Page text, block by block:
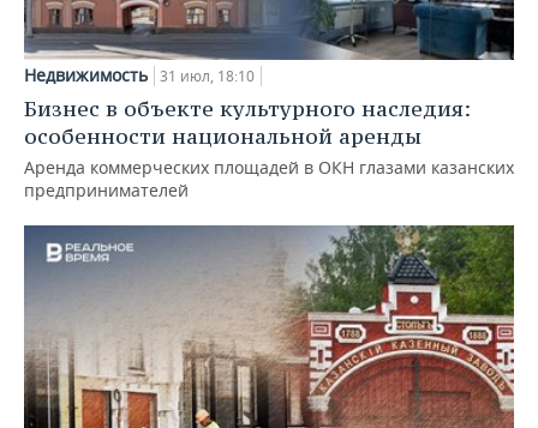
Недвижимость 31 июл, 18:10
Бизнес в объекте культурного наследия:
особенности национальной аренды
Аренда коммерческих площадей в ОКН глазами казанских
предпринимателей